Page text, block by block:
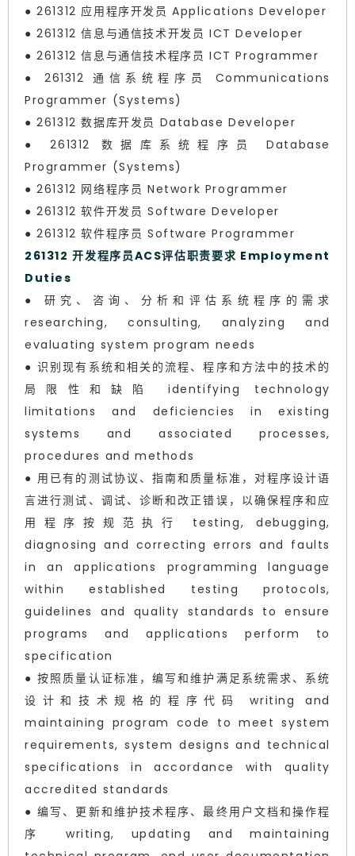
● 261312 应用程序开发员 Applications Developer
● 261312 信息与通信技术开发员 ICT Developer
● 261312 信息与通信技术程序员 ICT Programmer
● 261312 通信系统程序员 Communications
Programmer (Systems)
● 261312 数据库开发员 Database Developer
● 261312 数据库系统程序员 Database
Programmer (Systems)
● 261312 网络程序员 Network Programmer
● 261312 软件开发员 Software Developer
● 261312 软件程序员 Software Programmer
261312 开发程序员ACS评估职责要求 Employment
Duties
● 研究、咨询、分析和评估系统程序的需求
researching, consulting, analyzing and
evaluating system program needs
● 识别现有系统和相关的流程、程序和方法中的技术的
局限性和缺陷 identifying technology
limitations and deficiencies in existing
systems and associated processes,
procedures and methods
● 用已有的测试协议、指南和质量标准，对程序设计语
言进行测试、调试、诊断和改正错误，以确保程序和应
用程序按规范执行 testing, debugging,
diagnosing and correcting errors and faults
in an applications programming language
within established testing protocols,
guidelines and quality standards to ensure
programs and applications perform to
specification
● 按照质量认证标准，编写和维护满足系统需求、系统
设计和技术规格的程序代码 writing and
maintaining program code to meet system
requirements, system designs and technical
specifications in accordance with quality
accredited standards
● 编写、更新和维护技术程序、最终用户文档和操作程
序 writing, updating and maintaining